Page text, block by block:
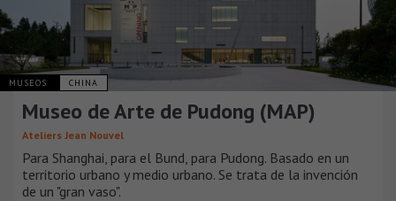
MUSEOS CHINA
Museo de Arte de Pudong (MAP)
Ateliers Jean Nouvel
Para Shanghai, para el Bund, para Pudong. Basado en un
territorio urbano y medio urbano. Se trata de la invención
de un "gran vaso".